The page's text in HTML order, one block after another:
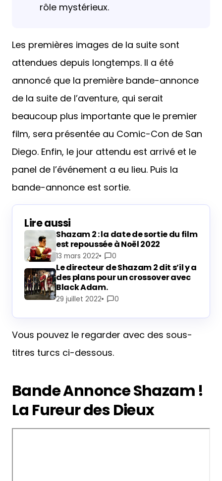
rôle mystérieux.
Les premières images de la suite sont
attendues depuis longtemps. Il a été
annoncé que la première bande-annonce
de la suite de l’aventure, qui serait
beaucoup plus importante que le premier
film, sera présentée au Comic-Con de San
Diego. Enfin, le jour attendu est arrivé et le
panel de l’événement a eu lieu. Puis la
bande-annonce est sortie.
Lire aussi
Shazam 2 : la date de sortie du film
est repoussée à Noël 2022
13 mars 2022 0
Le directeur de Shazam 2 dit s’il y a
des plans pour un crossover avec
Black Adam.
29 juillet 2022 0
Vous pouvez le regarder avec des sous-
titres turcs ci-dessous.
Bande Annonce Shazam !
La Fureur des Dieux